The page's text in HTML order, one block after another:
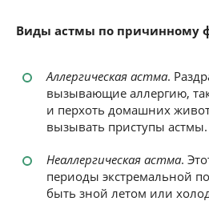
Виды астмы по причинному
Аллергическая астма.
вызывающие аллергию,
и перхоть домашних
вызывать приступы астмы.
Неаллергическая астма.
периоды экстремальной
быть зной летом или